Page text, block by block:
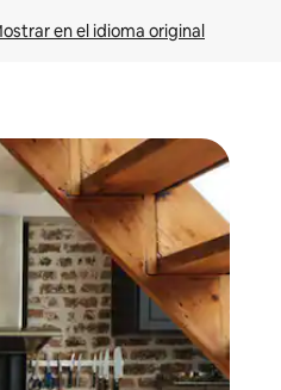
en el idioma original